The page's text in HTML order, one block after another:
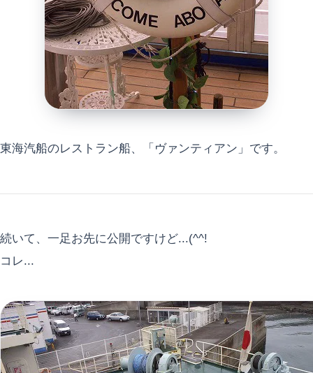
東海汽船のレストラン船、「ヴァンティアン」です。
続いて、一足お先に公開ですけど...(^^!
コレ...